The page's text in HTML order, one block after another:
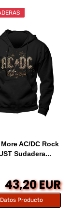
AC/DC Rock
Sudadera...
43,20 EUR
Producto